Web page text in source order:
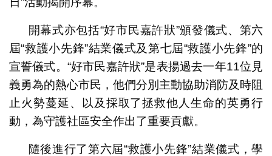
開幕式亦包括“好市民嘉許狀”頒發儀式、第六
屆“救護小先鋒”結業儀式及第七屆“救護小先鋒”的
宣誓儀式。“好市民嘉許狀”是表揚過去一年11位見
義勇為的熱心市民，他們分別主動協助消防及時阻
止火勢蔓延、以及採取了拯救他人生命的英勇行
動，為守護社區安全作出了重要貢獻。
隨後進行了第六屆“救護小先鋒”結業儀式，學